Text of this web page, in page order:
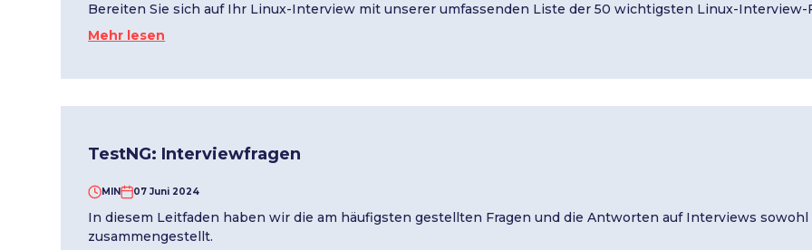
Bereiten Sie sich auf Ihr Linux-Interview mit unserer umfassenden Liste der 50 wichtigsten Linux-Interview-
Mehr lesen
TestNG: Interviewfragen
MIN 07 Juni 2024
In diesem Leitfaden haben wir die am häufigsten gestellten Fragen und die Antworten auf Interviews
zusammengestellt.